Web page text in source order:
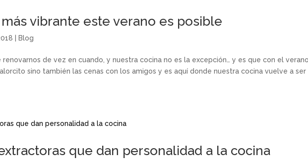
vibrante este verano es posible
Blog
de vez en cuando, y nuestra cocina no es la excepción… y es que con el
sino también las cenas con los amigos y es aquí donde nuestra cocina vuelve a ser
que dan personalidad a la cocina